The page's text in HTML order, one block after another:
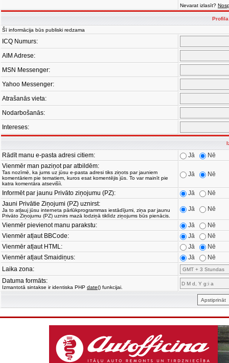
Nevarat izlasīt?
Šī informācija būs publiski redzama
ICQ Numurs:
AIM Adrese:
MSN Messenger:
Yahoo Messenger:
Atrašanās vieta:
Nodarbošanās:
Intereses:
Rādīt manu e-pasta adresi citiem: Jā
Nē
Vienmēr man paziņot par atbildēm:
Tas nozīmē, ka jums uz jūsu e-pasta adresi tiks ziņots par jauniem
komentāriem pie tematiem, kuros esat komentējis jūs. To var mainīt pie
katra komentāra atsevišíi.
Jā Nē
Informēt par jaunu Privāto ziņojumu (PZ): Jā
Nē
Jauni Privātie Ziņojumi (PZ) uznirst:
Ja to atļauj jūsu interneta pārlūkprogrammas iestādījumi, ziņa par jaunu
Privāto Ziņojumu (PZ) uznirs mazā lodziņā tiklīdz ziņojums būs pienācis.
Jā Nē
Vienmēr pievienot manu parakstu: Jā
Nē
Vienmēr atļaut BBCode:
Jā
Nē
Vienmēr atļaut HTML:
Jā
Nē
Vienmēr atļaut Smaidiņus:
Jā
Nē
Laika zona:
Datuma formāts:
Izmantotā sintakse ir identiska PHP date() funkcijai.